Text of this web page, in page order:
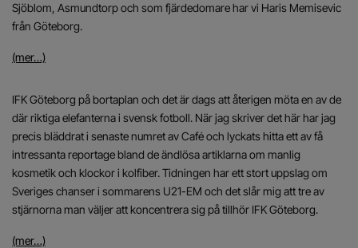
Sjöblom, Asmundtorp och som fjärdedomare har vi Haris Memisevic
från Göteborg.
(mer…)
IFK Göteborg på bortaplan och det är dags att återigen möta en av de
där riktiga elefanterna i svensk fotboll. När jag skriver det här har jag
precis bläddrat i senaste numret av Café och lyckats hitta ett av få
intressanta reportage bland de ändlösa artiklarna om manlig
kosmetik och klockor i kolfiber. Tidningen har ett stort uppslag om
Sveriges chanser i sommarens U21-EM och det slår mig att tre av
stjärnorna man väljer att koncentrera sig på tillhör IFK Göteborg.
(mer…)